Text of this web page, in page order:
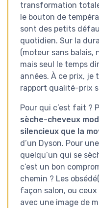
transformation
le bouton de
sont des petits
quotidien. Sur la
(moteur sans balais,
mais seul le temps
années. À ce prix, je
rapport qualité-prix
Pour qui c’est fait ?
sèche-cheveux
silencieux que la
d’un Dyson. Pour
quelqu’un qui se
c’est un bon
chemin ? Les
façon salon, ou
avec une image de